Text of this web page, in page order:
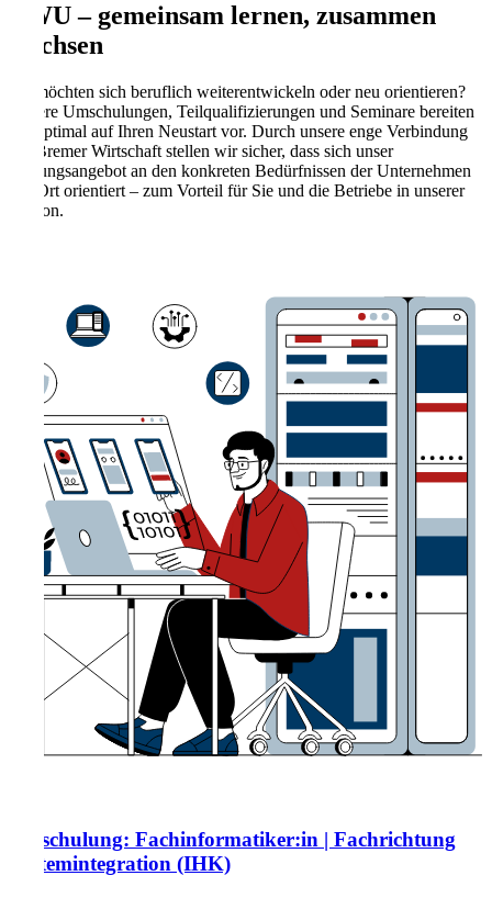
BWU – gemeinsam lernen, zusammen
wachsen
Sie möchten sich beruflich weiterentwickeln oder neu orientieren?
Unsere Umschulungen, Teilqualifizierungen und Seminare bereiten
Sie optimal auf Ihren Neustart vor. Durch unsere enge Verbindung
zur Bremer Wirtschaft stellen wir sicher, dass sich unser
Bildungsangebot an den konkreten Bedürfnissen der Unternehmen
vor Ort orientiert – zum Vorteil für Sie und die Betriebe in unserer
Region.
Umschulung: Fachinformatiker:in | Fachrichtung
Systemintegration (IHK)